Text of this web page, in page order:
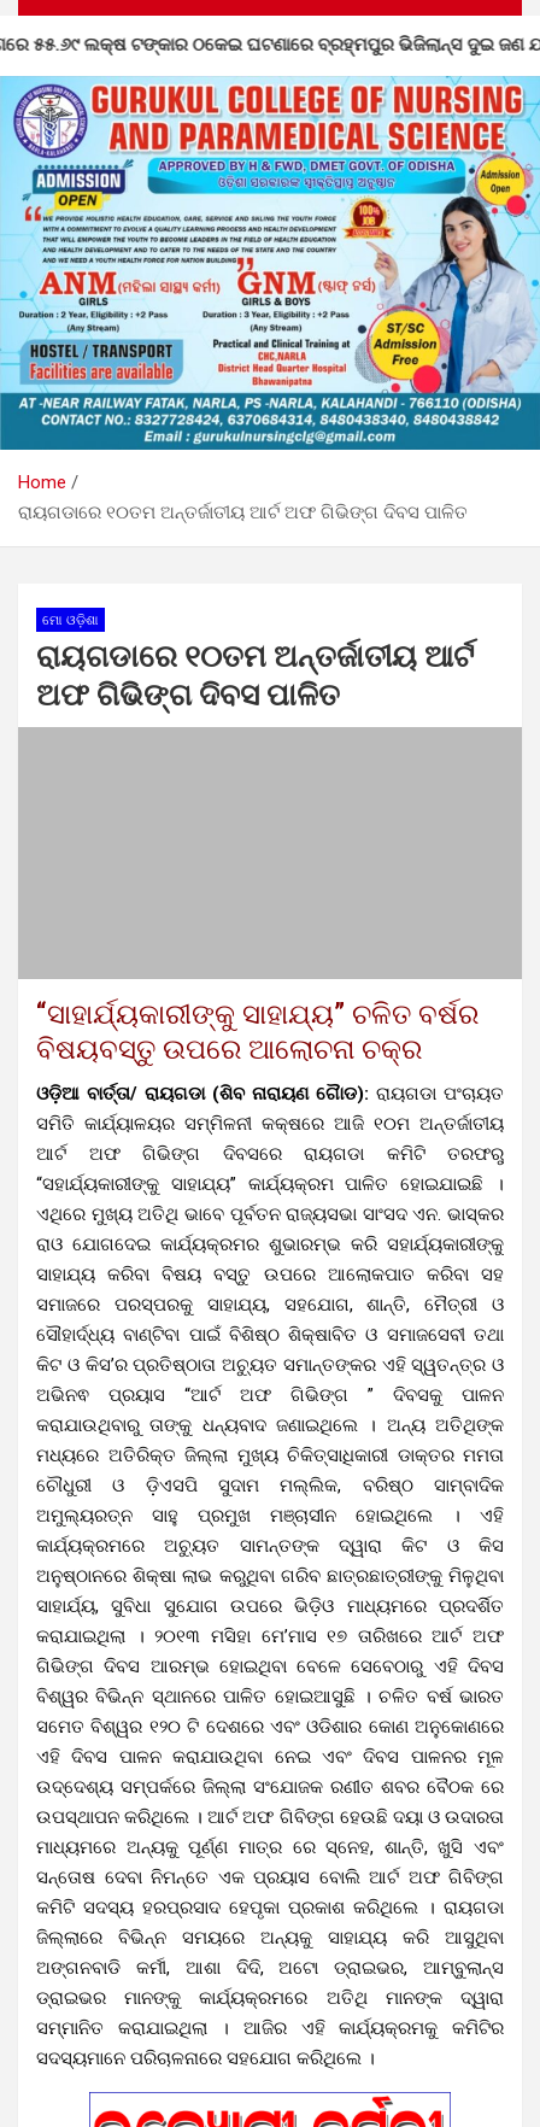
ଠକେଇ ଘଟଣାରେ ବ୍ରହ୍ମପୁର ଭିଜିଲାନ୍ସ ଦୁଇ ଜଣ ଯନ୍ତ୍ରୀ ଏବଂ ଜଣେ
Home
ରାୟଗଡାରେ ୧୦ତମ ଅନ୍ତର୍ଜାତୀୟ ଆର୍ଟ ଅଫ ଗିଭିଙ୍ଗ ଦିବସ ପାଳିତ
ମୋ ଓଡ଼ିଶା
ରାୟଗଡାରେ ୧୦ତମ ଅନ୍ତର୍ଜାତୀୟ ଆର୍ଟ
ଅଫ ଗିଭିଙ୍ଗ ଦିବସ ପାଳିତ
“ସାହାର୍ଯ୍ୟକାରୀଙ୍କୁ ସାହାଯ୍ୟ” ଚଳିତ ବର୍ଷର
ବିଷୟବସ୍ତୁ ଉପରେ ଆଲୋଚନା ଚକ୍ର
ଓଡ଼ିଆ ବାର୍ତ୍ତା/ ରାୟଗଡା (ଶିବ ନାରାୟଣ ଗୈାଡ): ରାୟଗଡା ପଂଚାୟତ
ସମିତି କାର୍ଯ୍ୟାଳୟର ସମ୍ମିଳନୀ କକ୍ଷରେ ଆଜି ୧୦ମ ଅନ୍ତର୍ଜାତୀୟ
ଆର୍ଟ ଅଫ ଗିଭିଙ୍ଗ ଦିବସରେ ରାୟଗଡା କମିଟି ତରଫରୁ
“ସହାର୍ଯ୍ୟକାରୀଙ୍କୁ ସାହାଯ୍ୟ” କାର୍ଯ୍ୟକ୍ରମ ପାଳିତ ହୋଇଯାଇଛି ।
ଏଥିରେ ମୁଖ୍ୟ ଅତିଥି ଭାବେ ପୂର୍ବତନ ରାଜ୍ୟସଭା ସାଂସଦ ଏନ. ଭାସ୍କର
ରାଓ ଯୋଗଦେଇ କାର୍ଯ୍ୟକ୍ରମର ଶୁଭାରମ୍ଭ କରି ସହାର୍ଯ୍ୟକାରୀଙ୍କୁ
ସାହାଯ୍ୟ କରିବା ବିଷୟ ବସ୍ତୁ ଉପରେ ଆଲୋକପାତ କରିବା ସହ
ସମାଜରେ ପରସ୍ପରକୁ ସାହାଯ୍ୟ, ସହଯୋଗ, ଶାନ୍ତି, ମୈତ୍ରୀ ଓ
ସୌହାର୍ଦ୍ଧ୍ୟ ବାଣ୍ଟିବା ପାଇଁ ବିଶିଷ୍ଠ ଶିକ୍ଷାବିତ ଓ ସମାଜସେବୀ ତଥା
କିଟ ଓ କିସ’ର ପ୍ରତିଷ୍ଠାତା ଅଚ୍ୟୁତ ସମାନ୍ତଙ୍କର ଏହି ସ୍ୱତନ୍ତ୍ର ଓ
ଅଭିନଵ ପ୍ରୟାସ “ଆର୍ଟ ଅଫ ଗିଭିଙ୍ଗ ” ଦିବସକୁ ପାଳନ
କରାଯାଉଥିବାରୁ ତାଙ୍କୁ ଧନ୍ୟବାଦ ଜଣାଇଥିଲେ । ଅନ୍ୟ ଅତିଥିଙ୍କ
ମଧ୍ୟରେ ଅତିରିକ୍ତ ଜିଲ୍ଲା ମୁଖ୍ୟ ଚିକିତ୍ସାଧିକାରୀ ଡାକ୍ତର ମମତା
ଚୌଧୁରୀ ଓ ଡ଼ିଏସପି ସୁଦାମ ମଲ୍ଲିକ, ବରିଷ୍ଠ ସାମ୍ବାଦିକ
ଅମୁଲ୍ୟରତ୍ନ ସାହୁ ପ୍ରମୁଖ ମଞ୍ଚାସୀନ ହୋଇଥିଲେ । ଏହି
କାର୍ଯ୍ୟକ୍ରମରେ ଅଚ୍ୟୁତ ସାମନ୍ତଙ୍କ ଦ୍ୱାରା କିଟ ଓ କିସ
ଅନୁଷ୍ଠାନରେ ଶିକ୍ଷା ଲାଭ କରୁଥିବା ଗରିବ ଛାତ୍ରଛାତ୍ରୀଙ୍କୁ ମିଳୁଥିବା
ସାହାର୍ଯ୍ୟ, ସୁବିଧା ସୁଯୋଗ ଉପରେ ଭିଡ଼ିଓ ମାଧ୍ୟମରେ ପ୍ରଦର୍ଶିତ
କରାଯାଇଥିଲା । ୨୦୧୩ ମସିହା ମେ’ମାସ ୧୭ ତାରିଖରେ ଆର୍ଟ ଅଫ
ଗିଭିଙ୍ଗ ଦିବସ ଆରମ୍ଭ ହୋଇଥିବା ବେଳେ ସେବେଠାରୁ ଏହି ଦିବସ
ବିଶ୍ୱର ବିଭିନ୍ନ ସ୍ଥାନରେ ପାଳିତ ହୋଇଆସୁଛି । ଚଳିତ ବର୍ଷ ଭାରତ
ସମେତ ବିଶ୍ୱର ୧୨୦ ଟି ଦେଶରେ ଏବଂ ଓଡିଶାର କୋଣ ଅନୁକୋଣରେ
ଏହି ଦିବସ ପାଳନ କରାଯାଉଥିବା ନେଇ ଏବଂ ଦିବସ ପାଳନର ମୂଳ
ଉଦ୍ଦେଶ୍ୟ ସମ୍ପର୍କରେ ଜିଲ୍ଲା ସଂଯୋଜକ ରଣୀତ ଶବର ବୈଠକ ରେ
ଉପସ୍ଥାପନ କରିଥିଲେ । ଆର୍ଟ ଅଫ ଗିବିଙ୍ଗ ହେଉଛି ଦୟା ଓ ଉଦାରତା
ମାଧ୍ୟମରେ ଅନ୍ୟକୁ ପୂର୍ଣ୍ଣ ମାତ୍ର ରେ ସ୍ନେହ, ଶାନ୍ତି, ଖୁସି ଏବଂ
ସନ୍ତୋଷ ଦେବା ନିମନ୍ତେ ଏକ ପ୍ରୟାସ ବୋଲି ଆର୍ଟ ଅଫ ଗିବିଙ୍ଗ
କମିଟି ସଦସ୍ୟ ହରପ୍ରସାଦ ହେପୃକା ପ୍ରକାଶ କରିଥିଲେ । ରାୟଗଡା
ଜିଲ୍ଲାରେ ବିଭିନ୍ନ ସମୟରେ ଅନ୍ୟକୁ ସାହାଯ୍ୟ କରି ଆସୁଥିବା
ଅଙ୍ଗନବାଡି କର୍ମୀ, ଆଶା ଦିଦି, ଅଟୋ ଡ୍ରାଇଭର, ଆମ୍ବୁଲାନ୍ସ
ଡ୍ରାଇଭର ମାନଙ୍କୁ କାର୍ଯ୍ୟକ୍ରମରେ ଅତିଥି ମାନଙ୍କ ଦ୍ୱାରା
ସମ୍ମାନିତ କରାଯାଇଥିଲା । ଆଜିର ଏହି କାର୍ଯ୍ୟକ୍ରମକୁ କମିଟିର
ସଦସ୍ୟମାନେ ପରିଚାଳନାରେ ସହଯୋଗ କରିଥିଲେ ।